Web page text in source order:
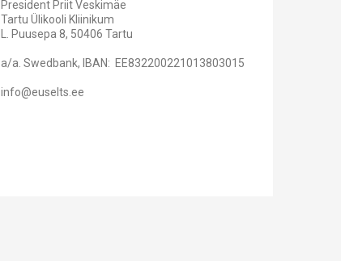
President Priit Veskimäe
Tartu Ülikooli Kliinikum
L. Puusepa 8, 50406 Tartu
a/a. Swedbank, IBAN: EE832200221013803015
info@euselts.ee